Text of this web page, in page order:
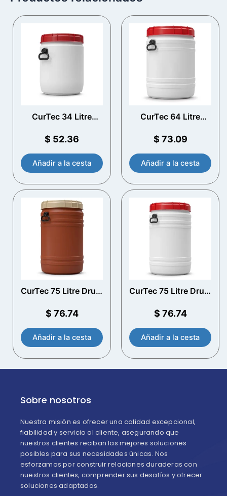
CurTec 34 Litre
total con manijas
$ 52.36
Añadir a la cesta
CurTec 64 Litre
total con manijas
$ 73.09
Añadir a la cesta
CurTec 75 Litre Drum
manijas
$ 76.74
Añadir a la cesta
CurTec 75 Litre Drum
manijas
$ 76.74
Añadir a la cesta
Sobre nosotros
Nuestra misión es ofrecer una calidad excepcional,
fiabilidad y servicio al cliente, asegurando que
nuestros clientes reciban las mejores soluciones
posibles para sus necesidades únicas. Nos
esforzamos por construir relaciones duraderas con
nuestros clientes, comprender sus desafíos y ofrecer
soluciones adaptadas.